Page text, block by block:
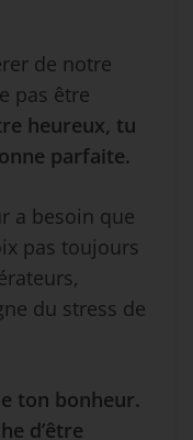
de notre
pas être
heureux, tu
parfaite.
a besoin que
pas toujours
du stress de
ton bonheur.
d’être